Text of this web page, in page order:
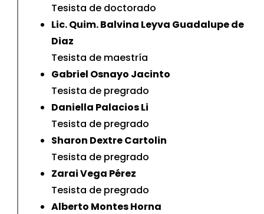
Tesista de doctorado
Lic. Quim. Balvina Leyva Guadalupe de
Diaz
Tesista de maestría
Gabriel Osnayo Jacinto
Tesista de pregrado
Daniella Palacios Li
Tesista de pregrado
Sharon Dextre Cartolin
Tesista de pregrado
Zarai Vega Pérez
Tesista de pregrado
Alberto Montes Horna